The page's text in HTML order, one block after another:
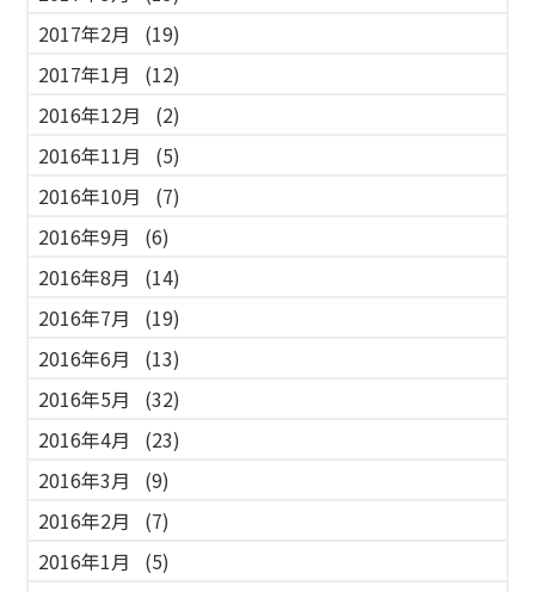
2017年2月
(19)
2017年1月
(12)
2016年12月
(2)
2016年11月
(5)
2016年10月
(7)
2016年9月
(6)
2016年8月
(14)
2016年7月
(19)
2016年6月
(13)
2016年5月
(32)
2016年4月
(23)
2016年3月
(9)
2016年2月
(7)
2016年1月
(5)